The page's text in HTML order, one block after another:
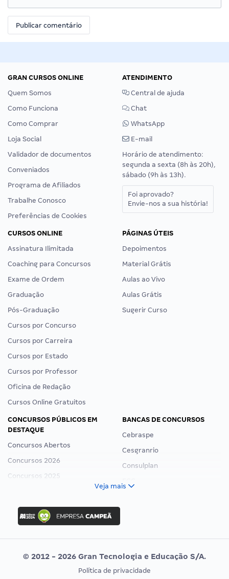
GRAN CURSOS ONLINE
Quem Somos
Como Funciona
Como Comprar
Loja Social
Validador de documentos
Conveniados
Programa de Afiliados
Trabalhe Conosco
Preferências de Cookies
ATENDIMENTO
Central de ajuda
Chat
WhatsApp
E-mail
Horário de atendimento:
segunda a sexta (8h às 20h),
sábado (9h às 13h).
Foi aprovado?
Envie-nos a sua história!
CURSOS ONLINE
Assinatura Ilimitada
Coaching para Concursos
Exame de Ordem
Graduação
Pós-Graduação
Cursos por Concurso
Cursos por Carreira
Cursos por Estado
Cursos por Professor
Oficina de Redação
Cursos Online Gratuitos
PÁGINAS ÚTEIS
Depoimentos
Material Grátis
Aulas ao Vivo
Aulas Grátis
Sugerir Curso
CONCURSOS PÚBLICOS EM
DESTAQUE
Concursos Abertos
Concursos 2026
Concursos 2025
Concurso Ibama
Concurso MPU
Editais publicados
BANCAS DE CONCURSOS
Cebraspe
Cesgranrio
Consulplan
Vunesp
CONCURSOS POR PROFISSÃO EXAME DE ORDEM
Veja mais
© 2012 - 2026 Gran Tecnologia e Educação S/A.
Política de privacidade